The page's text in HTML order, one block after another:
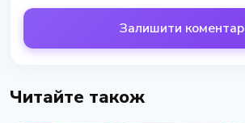
Залишити коментар
Читайте також